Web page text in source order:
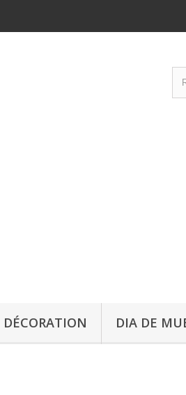
DÉCORATION DIA DE